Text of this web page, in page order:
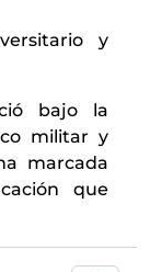
y
bajo la
militar y
marcada
que